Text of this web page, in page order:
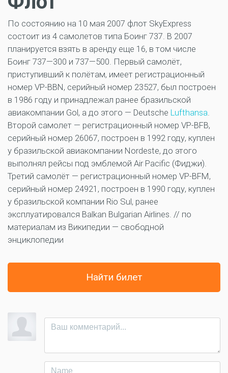
По состоянию на 10 мая 2007 флот SkyExpress
состоит из 4 самолетов типа Боинг 737. В 2007
планируется взять в аренду еще 16, в том числе
Боинг 737—300 и 737—500. Первый самолёт,
приступивший к полётам, имеет регистрационный
номер VP-BBN, серийный номер 23527, был построен
в 1986 году и принадлежал ранее бразильской
авиакомпании Gol, а до этого — Deutsche Lufthansa.
Второй самолет — регистрационный номер VP-BFB,
серийный номер 26067, построен в 1992 году, куплен
у бразильской авиакомпании Nordeste, до этого
выполнял рейсы под эмблемой Air Pacific (Фиджи).
Третий самолёт — регистрационный номер VP-BFM,
серийный номер 24921, построен в 1990 году, куплен
у бразильской компании Rio Sul, ранее
эксплуатировался Balkan Bulgarian Airlines. // по
материалам из Википедии — свободной
энциклопедии
Найти билет